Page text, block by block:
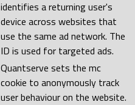
identifies a returning user's
device across websites that
use the same ad network. The
ID is used for targeted ads.
Quantserve sets the mc
cookie to anonymously track
user behaviour on the website.